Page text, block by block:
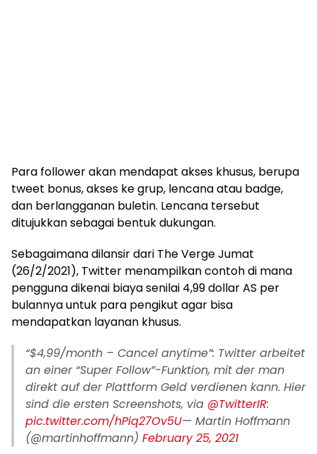
Para follower akan mendapat akses khusus, berupa
tweet bonus, akses ke grup, lencana atau badge,
dan berlangganan buletin. Lencana tersebut
ditujukkan sebagai bentuk dukungan.
Sebagaimana dilansir dari The Verge Jumat
(26/2/2021), Twitter menampilkan contoh di mana
pengguna dikenai biaya senilai 4,99 dollar AS per
bulannya untuk para pengikut agar bisa
mendapatkan layanan khusus.
“$4,99/month – Cancel anytime”: Twitter arbeitet
an einer “Super Follow”-Funktion, mit der man
direkt auf der Plattform Geld verdienen kann. Hier
sind die ersten Screenshots, via @TwitterIR:
pic.twitter.com/hPiq27Ov5U— Martin Hoffmann
(@martinhoffmann) February 25, 2021